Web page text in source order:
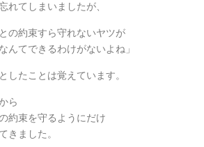
れてしまいましたが、
との約束すら守れないヤツが
んてできるわけがないよね」
したことは覚えています。
ら
約束を守るようにだけ
きました。